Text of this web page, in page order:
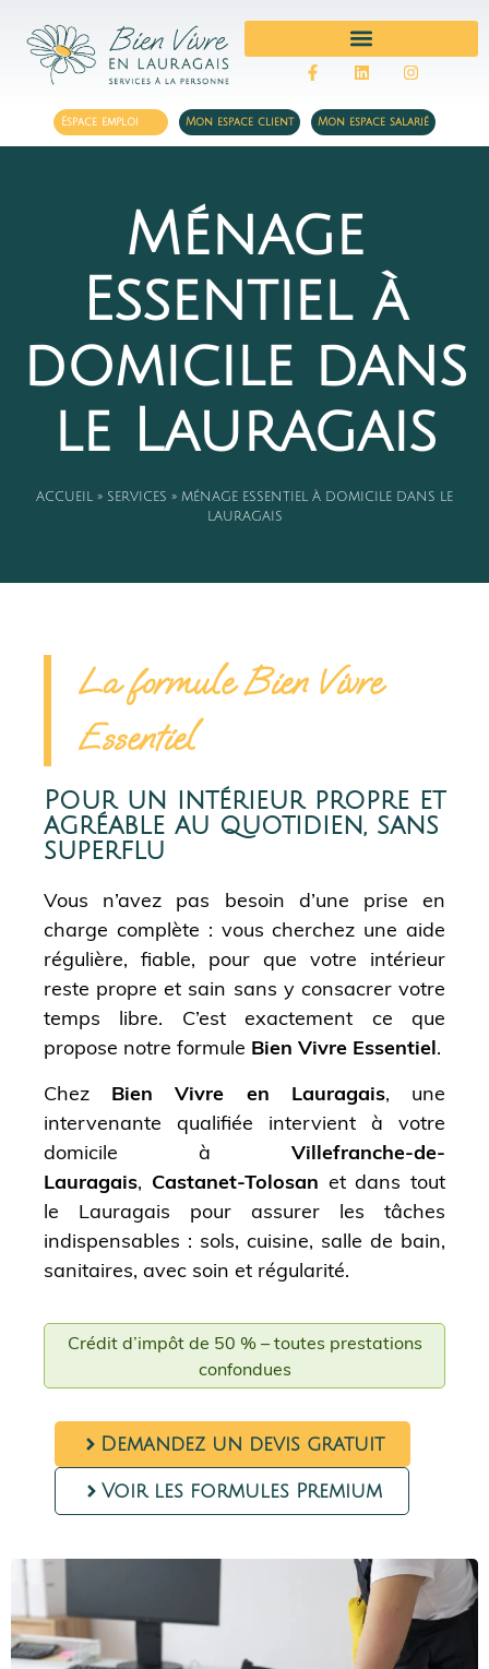
Espace emploi Mon espace client Mon espace salarié
Ménage
Essentiel à
domicile dans
le Lauragais
ACCUEIL » SERVICES » MÉNAGE ESSENTIEL À DOMICILE DANS LE
LAURAGAIS
La formule Bien Vivre
Essentiel
Pour un intérieur propre et
agréable au quotidien, sans
superflu
Vous n’avez pas besoin d’une prise en
charge complète : vous cherchez une aide
régulière, fiable, pour que votre intérieur
reste propre et sain sans y consacrer votre
temps libre. C’est exactement ce que
propose notre formule Bien Vivre Essentiel.
Chez Bien Vivre en Lauragais, une
intervenante qualifiée intervient à votre
domicile à Villefranche-de-
Lauragais, Castanet-Tolosan et dans tout
le Lauragais pour assurer les tâches
indispensables : sols, cuisine, salle de bain,
sanitaires, avec soin et régularité.
Crédit d’impôt de 50 % – toutes prestations
confondues
Demandez un devis gratuit
Voir les formules Premium